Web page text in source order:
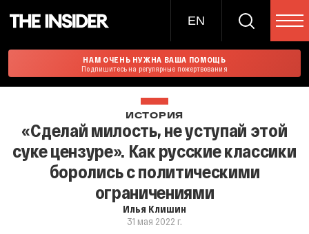
EN
НАМ ОЧЕНЬ НУЖНА ВАША ПОМОЩЬ
Подпишитесь на регулярные пожертвования
ИСТОРИЯ
«Сделай милость, не уступай этой
суке цензуре». Как русские классики
боролись с политическими
ограничениями
Илья Клишин
31 мая 2022 г.